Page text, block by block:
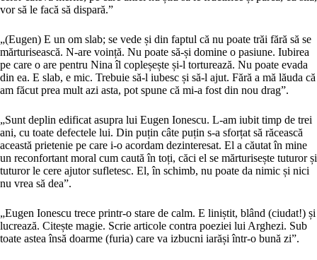
vor să le facă să dispară.”
„(Eugen) E un om slab; se vede și din faptul că nu poate trăi fără să se
mărturisească. N-are voință. Nu poate să-și domine o pasiune. Iubirea
pe care o are pentru Nina îl copleșește și-l torturează. Nu poate evada
din ea. E slab, e mic. Trebuie să-l iubesc și să-l ajut. Fără a mă lăuda că
am făcut prea mult azi asta, pot spune că mi-a fost din nou drag”.
„Sunt deplin edificat asupra lui Eugen Ionescu. L-am iubit timp de trei
ani, cu toate defectele lui. Din puțin câte puțin s-a sforțat să răcească
această prietenie pe care i-o acordam dezinteresat. El a căutat în mine
un reconfortant moral cum caută în toți, căci el se mărturisește tuturor și
tuturor le cere ajutor sufletesc. El, în schimb, nu poate da nimic și nici
nu vrea să dea”.
„Eugen Ionescu trece printr-o stare de calm. E liniștit, blând (ciudat!) și
lucrează. Citește magie. Scrie articole contra poeziei lui Arghezi. Sub
toate astea însă doarme (furia) care va izbucni iarăși într-o bună zi”.